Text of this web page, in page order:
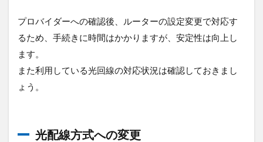
プロバイダーへの確認後、ルーターの設定変更で対応す
るため、手続きに時間はかかりますが、安定性は向上し
ます。
また利用している光回線の対応状況は確認しておきまし
ょう。
光配線方式への変更